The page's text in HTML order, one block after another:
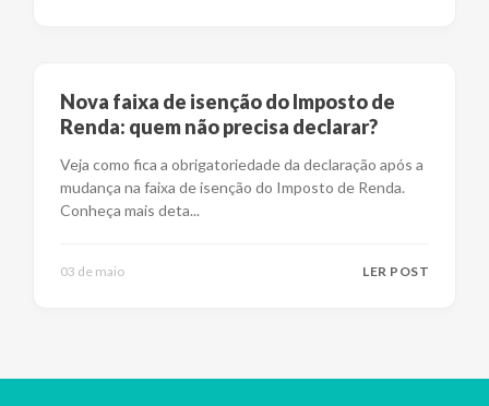
Nova faixa de isenção do Imposto de
Renda: quem não precisa declarar?
Veja como fica a obrigatoriedade da declaração após a
mudança na faixa de isenção do Imposto de Renda.
Conheça mais deta...
03 de maio LER POST